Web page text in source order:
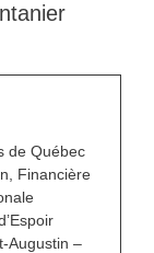
de Québec
Financière
Augustin –